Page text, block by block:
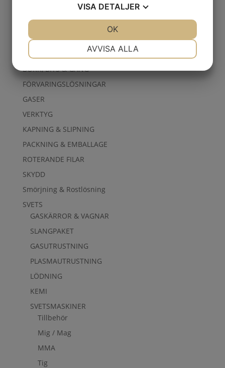
TILLSATS
VERKSTAD
ARBETSKLÄDER
BORR, BITS & GÄNG
FÖRVARINGSLÖSNINGAR
GASER
VERKTYG
KAPNING & SLIPNING
PACKNING & EMBALLAGE
ROTERANDE FILAR
SKYDD
Smörjning & Rostlösning
SVETS
GASKÄRROR & VAGNAR
SLANGPAKET
GASUTRUSTNING
PLASMAUTRUSTNING
LÖDNING
KEMI
SVETSMASKINER
Tillbehör
Mig / Mag
MMA
Tig
VISA DETALJER
MARKNADSFÖRING
AVVISA ALLA
OK